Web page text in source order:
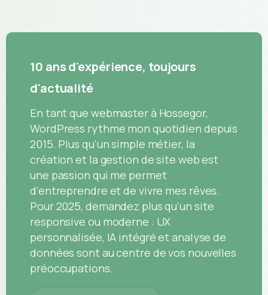
10 ans d'expérience, toujours
d'actualité
En tant que webmaster à Hossegor,
WordPress rythme mon quotidien depuis
2015. Plus qu'un simple métier, la
création et la gestion de site web est
une passion qui me permet
d'entreprendre et de vivre mes rêves.
Pour 2025, demandez plus qu'un site
responsive ou moderne : UX
personnalisée, IA intégré et analyse de
données sont au centre de vos nouvelles
préoccupations.